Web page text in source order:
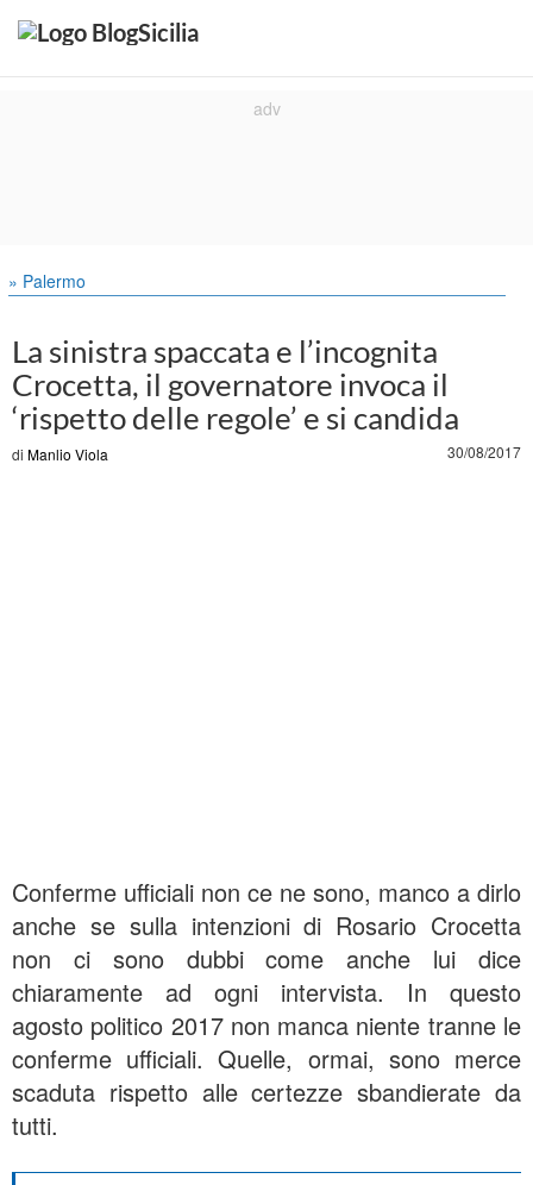
» Palermo
La sinistra spaccata e l’incognita
Crocetta, il governatore invoca il
‘rispetto delle regole’ e si candida
di Manlio Viola 30/08/2017
Conferme ufficiali non ce ne sono, manco a dirlo
anche se sulla intenzioni di Rosario Crocetta
non ci sono dubbi come anche lui dice
chiaramente ad ogni intervista. In questo
agosto politico 2017 non manca niente tranne le
conferme ufficiali. Quelle, ormai, sono merce
scaduta rispetto alle certezze sbandierate da
tutti.